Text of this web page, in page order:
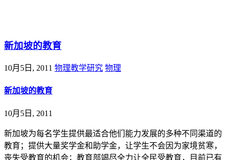
新加坡的教育
10月5日, 2011 物理教学研究 物理
新加坡的教育
10月5日, 2011
新加坡为每名学生提供最适合他们能力发展的多种不同渠道的
教育；提供大量奖学金和助学金，让学生不会因为家境贫寒，
丧失受教育的机会；教育部竭尽全力让全民受教育，目前已有